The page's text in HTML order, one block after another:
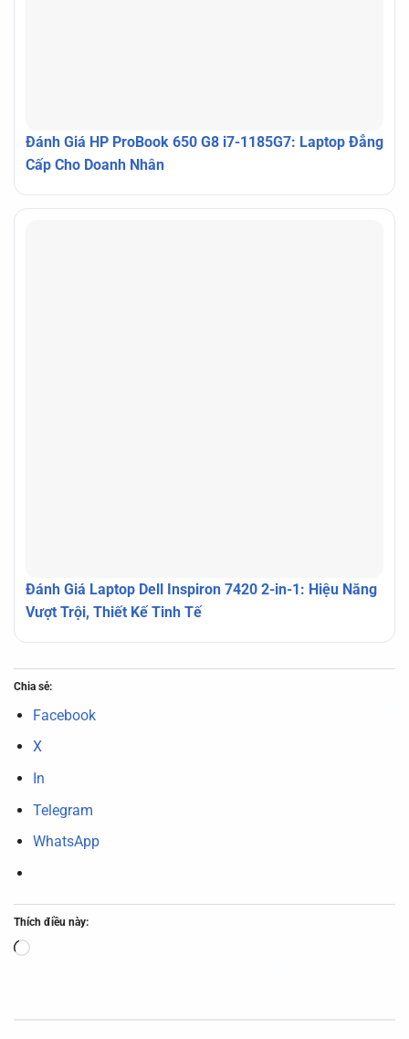
Đánh Giá HP ProBook 650 G8 i7-1185G7: Laptop Đẳng
Cấp Cho Doanh Nhân
Đánh Giá Laptop Dell Inspiron 7420 2-in-1: Hiệu Năng
Vượt Trội, Thiết Kế Tinh Tế
Chia sẻ:
Facebook
X
In
Telegram
WhatsApp
Thích điều này:
Đang